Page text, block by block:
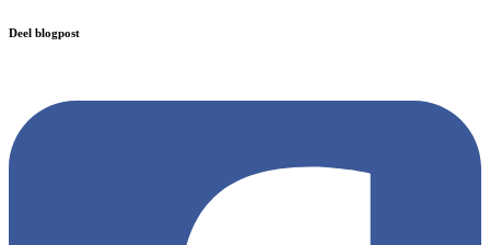
Deel blogpost